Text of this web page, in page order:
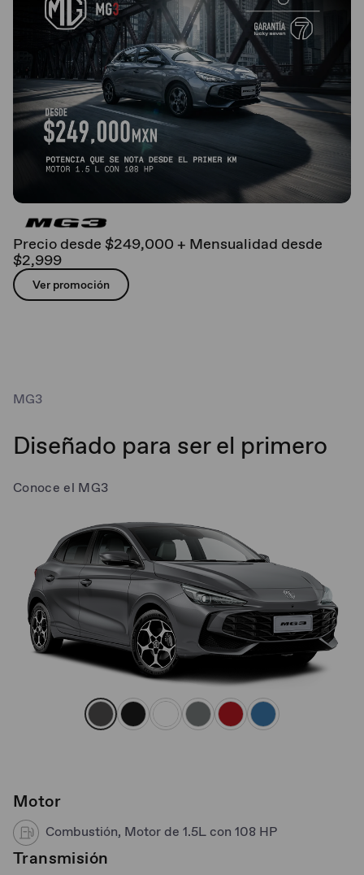
Precio desde $249,000 + Mensualidad desde
$2,999
Ver promoción
MG3
Diseñado para ser el primero
Conoce el MG3
Motor
Combustión, Motor de 1.5L con 108 HP
Transmisión